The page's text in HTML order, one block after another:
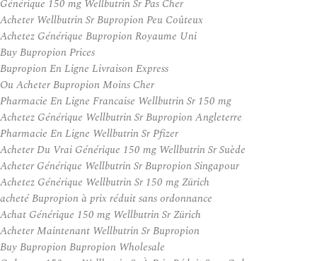
Générique 150 mg Wellbutrin Sr Pas Cher
Acheter Wellbutrin Sr Bupropion Peu Coûteux
Achetez Générique Bupropion Royaume Uni
Buy Bupropion Prices
Bupropion En Ligne Livraison Express
Ou Acheter Bupropion Moins Cher
Pharmacie En Ligne Francaise Wellbutrin Sr 150 mg
Achetez Générique Wellbutrin Sr Bupropion Angleterre
Pharmacie En Ligne Wellbutrin Sr Pfizer
Acheter Du Vrai Générique 150 mg Wellbutrin Sr Suède
Acheter Générique Wellbutrin Sr Bupropion Singapour
Achetez Générique Wellbutrin Sr 150 mg Zürich
acheté Bupropion à prix réduit sans ordonnance
Achat Générique 150 mg Wellbutrin Sr Zürich
Acheter Maintenant Wellbutrin Sr Bupropion
Buy Bupropion Bupropion Wholesale